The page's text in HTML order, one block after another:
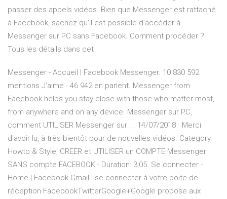
passer des appels vidéos. Bien que Messenger est rattaché
à Facebook, sachez qu’il est possible d’accéder à
Messenger sur PC sans Facebook. Comment procéder ?
Tous les détails dans cet
Messenger - Accueil | Facebook Messenger. 10 830 592
mentions J’aime · 46 942 en parlent. Messenger from
Facebook helps you stay close with those who matter most,
from anywhere and on any device. Messenger sur PC,
comment UTILISER Messenger sur ... 14/07/2018 · Merci
d'avoir lu, à très bientôt pour de nouvelles vidéos. Category
Howto & Style; CREER et UTILISER un COMPTE Messenger
SANS compte FACEBOOK - Duration: 3:05. Se connecter -
Home | Facebook Gmail : se connecter à votre boite de
réception FacebookTwitterGoogle+Google propose aux